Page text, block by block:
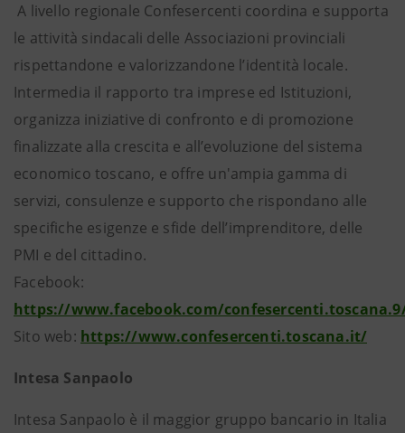
A livello regionale Confesercenti coordina e supporta
le attività sindacali delle Associazioni provinciali
rispettandone e valorizzandone l’identità locale.
Intermedia il rapporto tra imprese ed Istituzioni,
organizza iniziative di confronto e di promozione
finalizzate alla crescita e all’evoluzione del sistema
economico toscano, e offre un'ampia gamma di
servizi, consulenze e supporto che rispondano alle
specifiche esigenze e sfide dell’imprenditore, delle
PMI e del cittadino.
Facebook:
https://www.facebook.com/
Sito web: https://www.confesercenti.toscana.it/
Intesa Sanpaolo
Intesa Sanpaolo è il maggior gruppo bancario in Italia